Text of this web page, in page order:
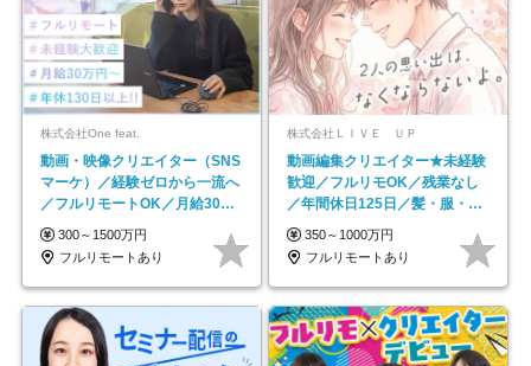
株式会社One feat.
動画・映像クリエイター（SNS
マーケ）／経験ゼロから一流へ
／フルリモートOK／月給30万
円～／年休130日以上
300～1500万円
フルリモートあり
株式会社ＬＩＶＥ ＵＰ
動画編集クリエイター★未経験
歓迎／フルリモOK／残業なし
／年間休日125日／髪・服・ネ
イル自由／研修充実で安心
350～1000万円
フルリモートあり